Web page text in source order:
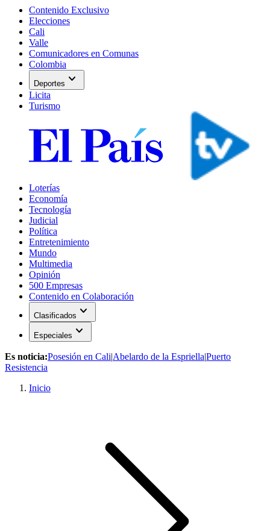
Contenido Exclusivo
Elecciones
Cali
Valle
Comunicadores en Comunas
Colombia
Deportes expand_more
Licita
Turismo
Loterías
Economía
Tecnología
Judicial
Política
Entretenimiento
Mundo
Multimedia
Opinión
500 Empresas
Contenido en Colaboración
Clasificados expand_more
Especiales expand_more
Es noticia:Posesión en Cali|Abelardo de la Espriella|Puerto
Resistencia
Inicio